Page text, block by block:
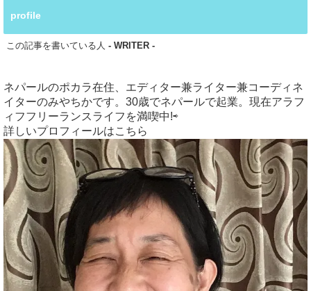
profile
この記事を書いている人 - WRITER -
ネパールのポカラ在住、エディター兼ライター兼コーディネ
イターのみやちかです。30歳でネパールで起業。現在アラフ
ィフフリーランスライフを満喫中!⇨
詳しいプロフィールはこちら